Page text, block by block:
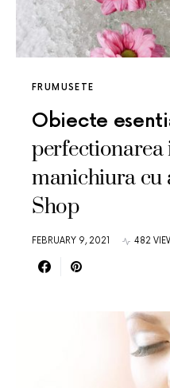
FRUMUSETE
Obiecte
perfectionarea
manichiura cu
Shop
FEBRUARY 9, 2021 482